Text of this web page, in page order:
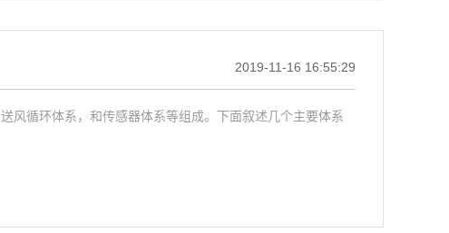
2019-11-16 16:55:29
风循环体系，和传感器体系等组成。下面叙述几个主要体系